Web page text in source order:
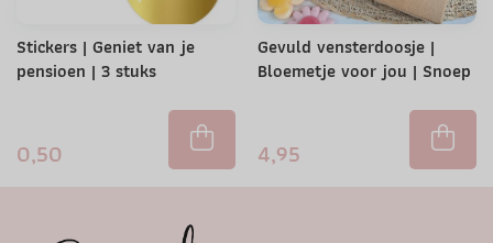
Stickers | Geniet van je
pensioen | 3 stuks
0,50
Gevuld vensterdoosje |
Bloemetje voor jou | Snoep
4,95